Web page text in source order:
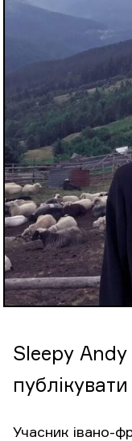
Sleepy
Учасник івано-